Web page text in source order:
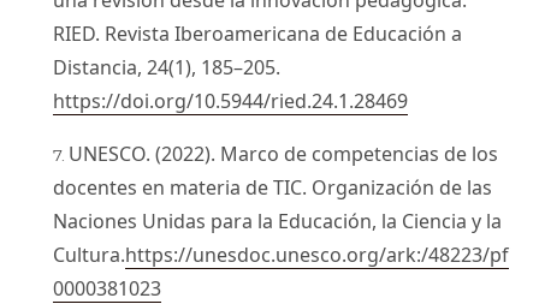
RIED. Revista Iberoamericana de Educación a
Distancia, 24(1), 185–205.
https://doi.org/10.5944/ried.24.1.28469
UNESCO. (2022). Marco de competencias de los
docentes en materia de TIC. Organización de las
Naciones Unidas para la Educación, la Ciencia y la
Cultura.https://unesdoc.unesco.org/ark:/48223/pf
0000381023